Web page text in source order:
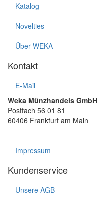
Katalog
Novelties
Über WEKA
Kontakt
E-Mail
Weka Münzhandels GmbH
Postfach 56 01 81
60406 Frankfurt am Main
Impressum
Kundenservice
Unsere AGB